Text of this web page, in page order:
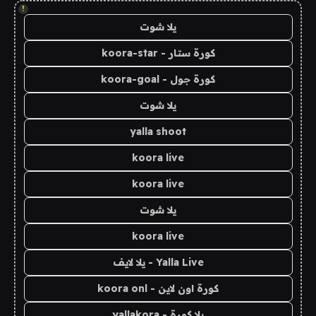
!
يلا شوت
كورة ستار - koora-star
كورة جول - koora-goal
يلا شوت
yalla shoot
koora live
koora live
يلا شوت
koora live
Yalla Live - يلا لايف
كورة اون لاين - koora onl